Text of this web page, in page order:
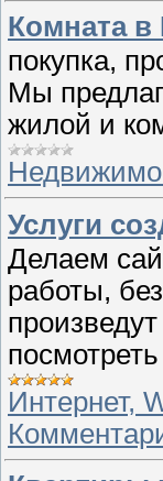
Комната в
покупка,
Мы
жилой и
Услуги
Делаем
работы,
Интернет,